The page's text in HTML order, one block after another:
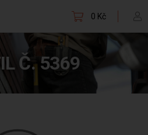
0 Kč
Č. 5369